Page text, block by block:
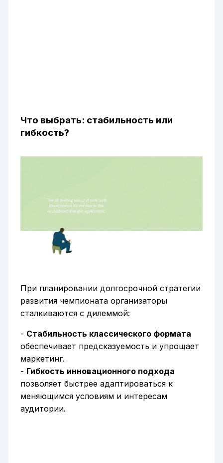
Что выбрать: стабильность или
гибкость?
При планировании долгосрочной стратегии
развития чемпионата организаторы
сталкиваются с дилеммой:
- Стабильность классического формата
обеспечивает предсказуемость и упрощает
маркетинг.
- Гибкость инновационного подхода
позволяет быстрее адаптироваться к
меняющимся условиям и интересам
аудитории.